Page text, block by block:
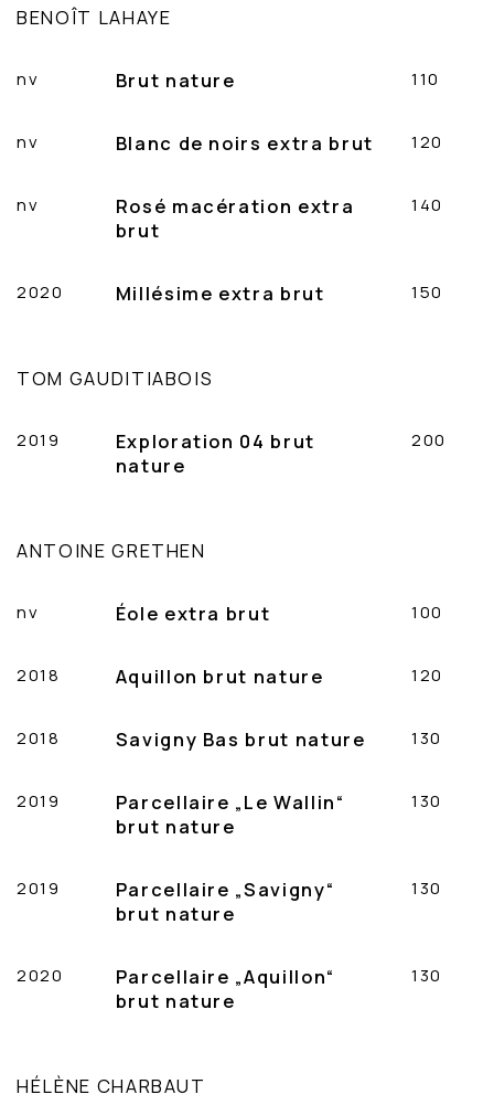
BENOÎT LAHAYE
nv Brut nature 110
nv Blanc de noirs extra brut 120
nv
Rosé macération extra
brut
140
2020 Millésime extra brut 150
TOM GAUDITIABOIS
2019
Exploration 04 brut
nature
200
ANTOINE GRETHEN
nv Éole extra brut 100
2018 Aquillon brut nature 120
2018 Savigny Bas brut nature 130
2019
Parcellaire „Le Wallin“
brut nature
130
2019
Parcellaire „Savigny“
brut nature
130
2020
Parcellaire „Aquillon“
brut nature
130
HÉLÈNE CHARBAUT